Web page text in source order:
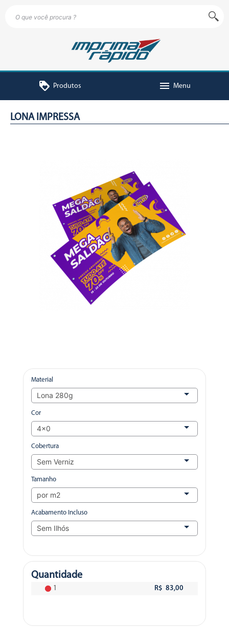
loyalty Produtos menu Menu
LONA IMPRESSA
Material
Cor
Cobertura
Tamanho
Acabamento Incluso
Quantidade
1 R$ 83,00